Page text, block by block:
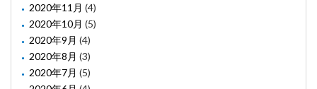
2020年11月 (4)
2020年10月 (5)
2020年9月 (4)
2020年8月 (3)
2020年7月 (5)